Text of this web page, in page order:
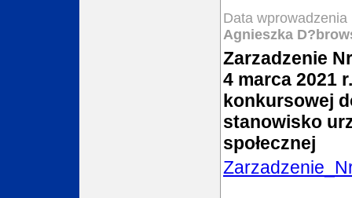
Data
Agnieszka
Zarzadzenie
4 marca 2021
konkursowej
stanowisko
społecznej